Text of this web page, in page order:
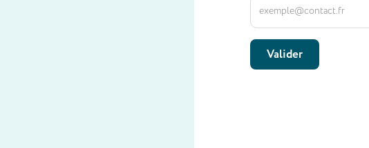
Valider